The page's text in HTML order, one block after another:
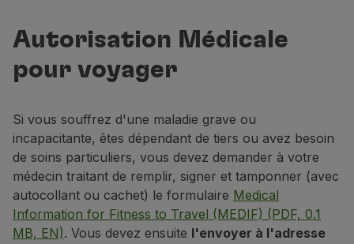
Facture en ligne
Bons TAP
Extras
Location de voiture
Enregistrement
Informations d'Enregistrement
TAP Miles&Go
Programme TAP Miles&Go
Découvrez le Programme
Accumuler des miles
Utiliser des miles
Autorisation Médicale
pour voyager
Si vous souffrez d'une maladie grave ou
incapacitante, êtes dépendant de tiers ou avez besoin
de soins particuliers, vous devez demander à votre
médecin traitant de remplir, signer et tamponner (avec
autocollant ou cachet) le formulaire Medical
Information for Fitness to Travel (MEDIF) (PDF, 0.1
MB, EN). Vous devez ensuite l'envoyer à l'adresse